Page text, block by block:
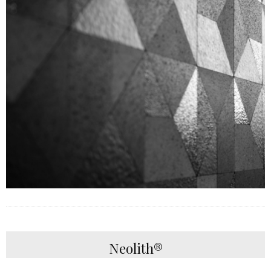
Neolith®